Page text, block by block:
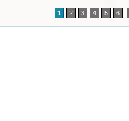
1 2 3 4 5 6